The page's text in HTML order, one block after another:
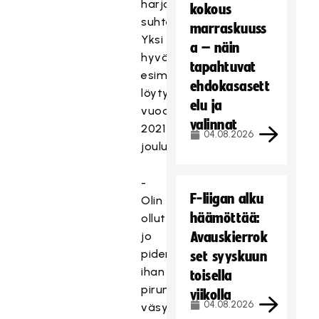
harjoittelunsa
suhteen.
Yksi
hyvä
esimerkki
löytyy
vuoden
2021
joulutauolta.
-
Olin
ollut
jo
pidempään
ihan
pirun
väsynyt
kokous
marraskuuss
a – näin
tapahtuvat
ehdokasasett
elu ja
valinnat
04.08.2026
F-liigan alku
häämöttää:
Avauskierrok
set syyskuun
toisella
viikolla
04.08.2026